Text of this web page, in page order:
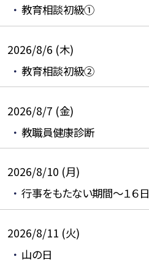
教育相談初級①
2026/8/6 (木)
教育相談初級②
2026/8/7 (金)
教職員健康診断
2026/8/10 (月)
行事をもたない期間～１６日
2026/8/11 (火)
山の日